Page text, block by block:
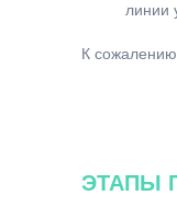
линии
К
керамика
светлые.
ЭТАПЫ